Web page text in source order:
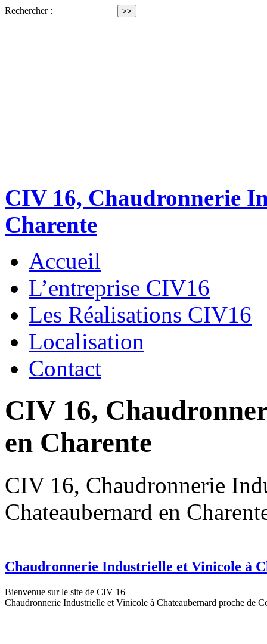
Rechercher :
CIV 16, Chaudronnerie
Charente
Accueil
L’entreprise CIV16
Les Réalisations CIV16
Localisation
Contact
CIV 16,
en Charente
CIV 16, Chaudronnerie
Chateaubernard en
Chaudronnerie Industrielle et Vinicole à
Bienvenue sur le site de CIV 16
Chaudronnerie Industrielle et Vinicole à Chateaubernard proche de